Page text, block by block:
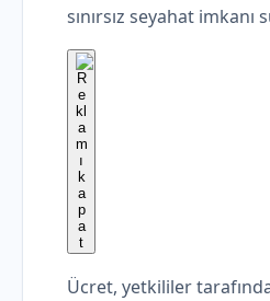
sınırsız seyahat imkanı
Ücret, yetkililer